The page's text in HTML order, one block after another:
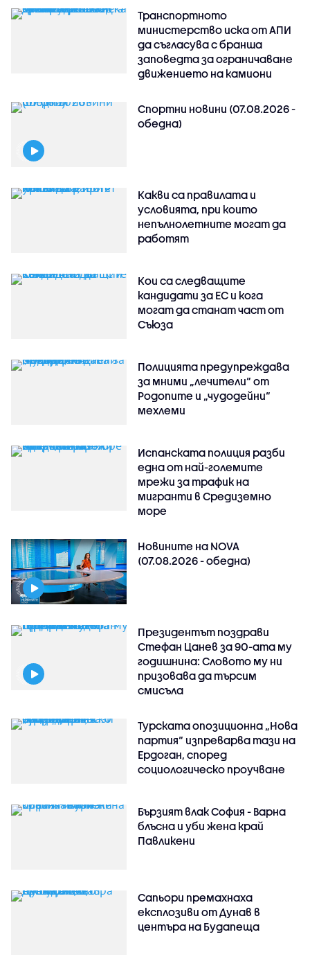
Транспортното
министерство иска от АПИ
да съгласува с бранша
заповедта за ограничаване
движението на камиони
Спортни новини (07.08.2026 -
обедна)
Какви са правилата и
условията, при които
непълнолетните могат да
работят
Кои са следващите
кандидати за ЕС и кога
могат да станат част от
Съюза
Полицията предупреждава
за мними „лечители“ от
Родопите и „чудодейни“
мехлеми
Испанската полиция разби
една от най-големите
мрежи за трафик на
мигранти в Средиземно
море
Новините на NOVA
(07.08.2026 - обедна)
Президентът поздрави
Стефан Цанев за 90-ата му
годишнина: Словото му ни
призовава да търсим
смисъла
Турската опозиционна „Нова
партия“ изпреварва тази на
Ердоган, според
социологическо проучване
Бързият влак София - Варна
блъсна и уби жена край
Павликени
Сапьори премахнаха
експлозиви от Дунав в
центъра на Будапеща